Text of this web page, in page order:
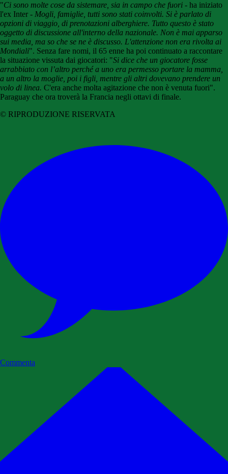
"Ci sono molte cose da sistemare, sia in campo che fuori - ha iniziato
l'ex Inter - Mogli, famiglie, tutti sono stati coinvolti. Si è parlato di
opzioni di viaggio, di prenotazioni alberghiere. Tutto questo è stato
oggetto di discussione all'interno della nazionale. Non è mai apparso
sui media, ma so che se ne è discusso. L'attenzione non era rivolta ai
Mondiali". Senza fare nomi, il 65 enne ha poi continuato a raccontare
la situazione vissuta dai giocatori: "Si dice che un giocatore fosse
arrabbiato con l’altro perché a uno era permesso portare la mamma,
a un altro la moglie, poi i figli, mentre gli altri dovevano prendere un
volo di linea. C'era anche molta agitazione che non è venuta fuori".
Paraguay che ora troverà la Francia negli ottavi di finale.
© RIPRODUZIONE RISERVATA
Commenta